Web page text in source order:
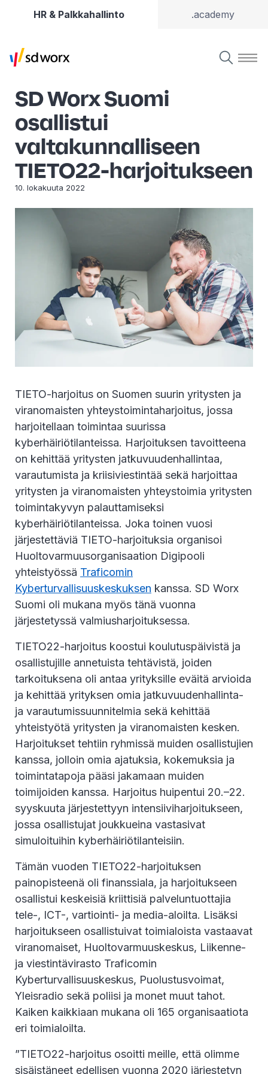
HR & Palkkahallinto .academy
SD Worx Suomi
osallistui
valtakunnalliseen
TIETO22-harjoitukseen
10. lokakuuta 2022
TIETO-harjoitus on Suomen suurin yritysten ja
viranomaisten yhteystoimintaharjoitus, jossa
harjoitellaan toimintaa suurissa
kyberhäiriötilanteissa. Harjoituksen tavoitteena
on kehittää yritysten jatkuvuudenhallintaa,
varautumista ja kriisiviestintää sekä harjoittaa
yritysten ja viranomaisten yhteystoimia yritysten
toimintakyvyn palauttamiseksi
kyberhäiriötilanteissa. Joka toinen vuosi
järjestettäviä TIETO-harjoituksia organisoi
Huoltovarmuusorganisaation Digipooli
yhteistyössä Traficomin
Kyberturvallisuuskeskuksen kanssa. SD Worx
Suomi oli mukana myös tänä vuonna
järjestetyssä valmiusharjoituksessa.
TIETO22-harjoitus koostui koulutuspäivistä ja
osallistujille annetuista tehtävistä, joiden
tarkoituksena oli antaa yrityksille eväitä arvioida
ja kehittää yrityksen omia jatkuvuudenhallinta-
ja varautumissuunnitelmia sekä kehittää
yhteistyötä yritysten ja viranomaisten kesken.
Harjoitukset tehtiin ryhmissä muiden osallistujien
kanssa, jolloin omia ajatuksia, kokemuksia ja
toimintatapoja pääsi jakamaan muiden
toimijoiden kanssa. Harjoitus huipentui 20.–22.
syyskuuta järjestettyyn intensiiviharjoitukseen,
jossa osallistujat joukkueina vastasivat
simuloituihin kyberhäiriötilanteisiin.
Tämän vuoden TIETO22-harjoituksen
painopisteenä oli finanssiala, ja harjoitukseen
osallistui keskeisiä kriittisiä palveluntuottajia
tele-, ICT-, vartiointi- ja media-aloilta. Lisäksi
harjoitukseen osallistuivat toimialoista vastaavat
viranomaiset, Huoltovarmuuskeskus, Liikenne-
ja viestintävirasto Traficomin
Kyberturvallisuuskeskus, Puolustusvoimat,
Yleisradio sekä poliisi ja monet muut tahot.
Kaiken kaikkiaan mukana oli 165 organisaatiota
eri toimialoilta.
”TIETO22-harjoitus osoitti meille, että olimme
sisäistäneet edellisen vuonna 2020 järjestetyn